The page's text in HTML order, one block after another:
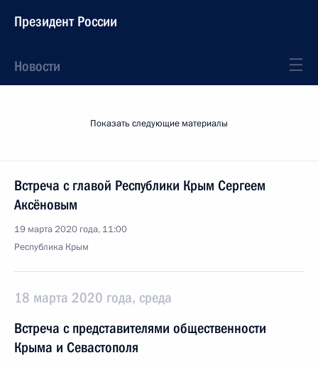
Президент России
Новости
Показать следующие материалы
Встреча с главой Республики Крым Сергеем
Аксёновым
19 марта 2020 года, 11:00
Республика Крым
18 марта 2020 года, среда
Встреча с представителями общественности
Крыма и Севастополя